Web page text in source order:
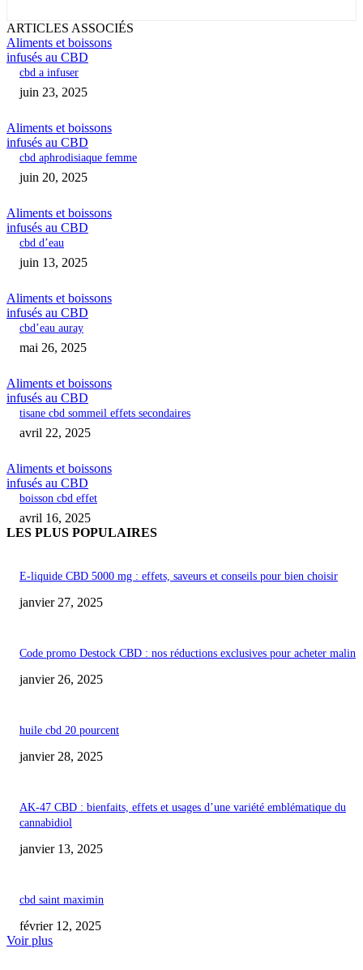
ARTICLES ASSOCIÉS
Aliments et boissons
infusés au CBD
cbd a infuser
juin 23, 2025
Aliments et boissons
infusés au CBD
cbd aphrodisiaque femme
juin 20, 2025
Aliments et boissons
infusés au CBD
cbd d’eau
juin 13, 2025
Aliments et boissons
infusés au CBD
cbd’eau auray
mai 26, 2025
Aliments et boissons
infusés au CBD
tisane cbd sommeil effets secondaires
avril 22, 2025
Aliments et boissons
infusés au CBD
boisson cbd effet
avril 16, 2025
LES PLUS POPULAIRES
E-liquide CBD 5000 mg : effets, saveurs et conseils pour bien choisir
janvier 27, 2025
Code promo Destock CBD : nos réductions exclusives pour acheter malin
janvier 26, 2025
huile cbd 20 pourcent
janvier 28, 2025
AK-47 CBD : bienfaits, effets et usages d’une variété emblématique du
cannabidiol
janvier 13, 2025
cbd saint maximin
février 12, 2025
Voir plus